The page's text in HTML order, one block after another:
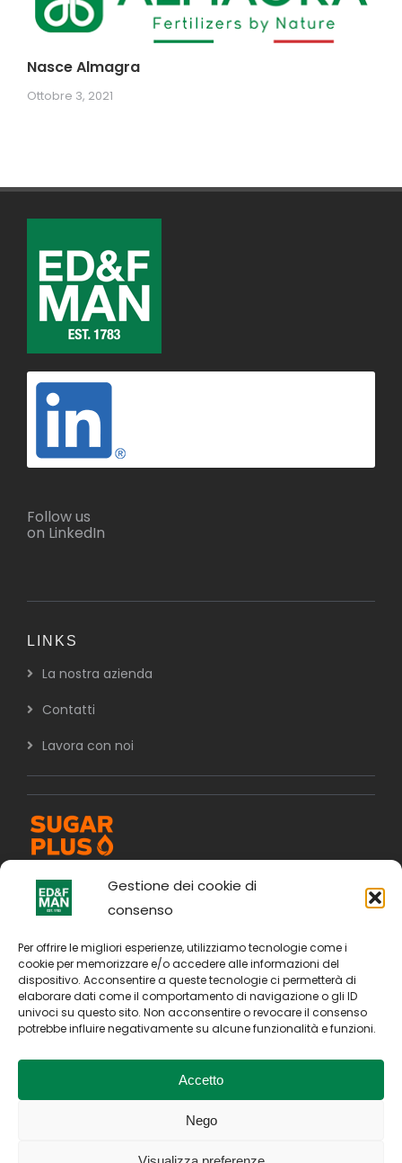
Gestione dei cookie di
consenso
Per offrire le migliori esperienze, utilizziamo tecnologie come i
cookie per memorizzare e/o accedere alle informazioni del
dispositivo. Acconsentire a queste tecnologie ci permetterà di
elaborare dati come il comportamento di navigazione o gli ID
univoci su questo sito. Non acconsentire o revocare il consenso
potrebbe influire negativamente su alcune funzionalità e funzioni.
Accetto
Nego
Nasce Almagra
Ottobre 3, 2021
Follow us
on LinkedIn
LINKS
La nostra azienda
Contatti
Lavora con noi
Copyright © 2026. All Rights Reserved by E D & F Man